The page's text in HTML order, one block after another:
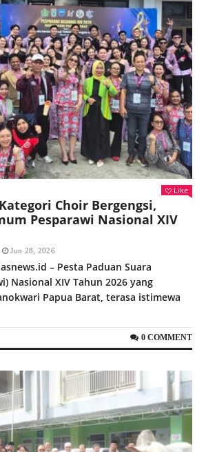
Like
Choir Bergengsi,
Pesparawi Nasional XIV
Jun 28, 2026
– Pesta Paduan Suara
Nasional XIV Tahun 2026 yang
Papua Barat, terasa istimewa
0 COMMENT